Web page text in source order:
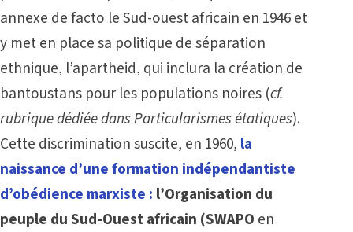
annexe de facto le Sud-ouest africain en 1946 et
y met en place sa politique de séparation
ethnique, l’apartheid, qui inclura la création de
bantoustans pour les populations noires (cf.
rubrique dédiée dansParticularismes étatiques).
Cette discrimination suscite, en 1960, la
naissance d’une formation indépendantiste
d’obédience marxiste : l’Organisation du
peuple du Sud-Ouest africain (SWAPO en